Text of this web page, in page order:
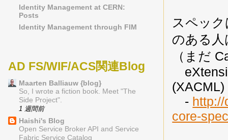
スペッ
のある
（まだ
-
core-
Identity Management at CERN:
Posts
Identity Management through FIM
AD FS/WIF/ACS関連Blog
Maarten Balliauw {blog}
So, I wrote a fiction book. Meet "The
Side Project".
1 週間前
Haishi's Blog
Open Service Broker API and Service
Fabric Service Catalog